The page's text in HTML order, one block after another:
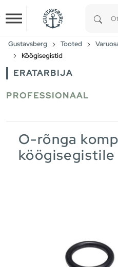
Skip to main content
Gustavsberg Tooted
Köögisegistid
ERATARBIJA
PROFESSIONAAL
O-rõnga
köögisegistile